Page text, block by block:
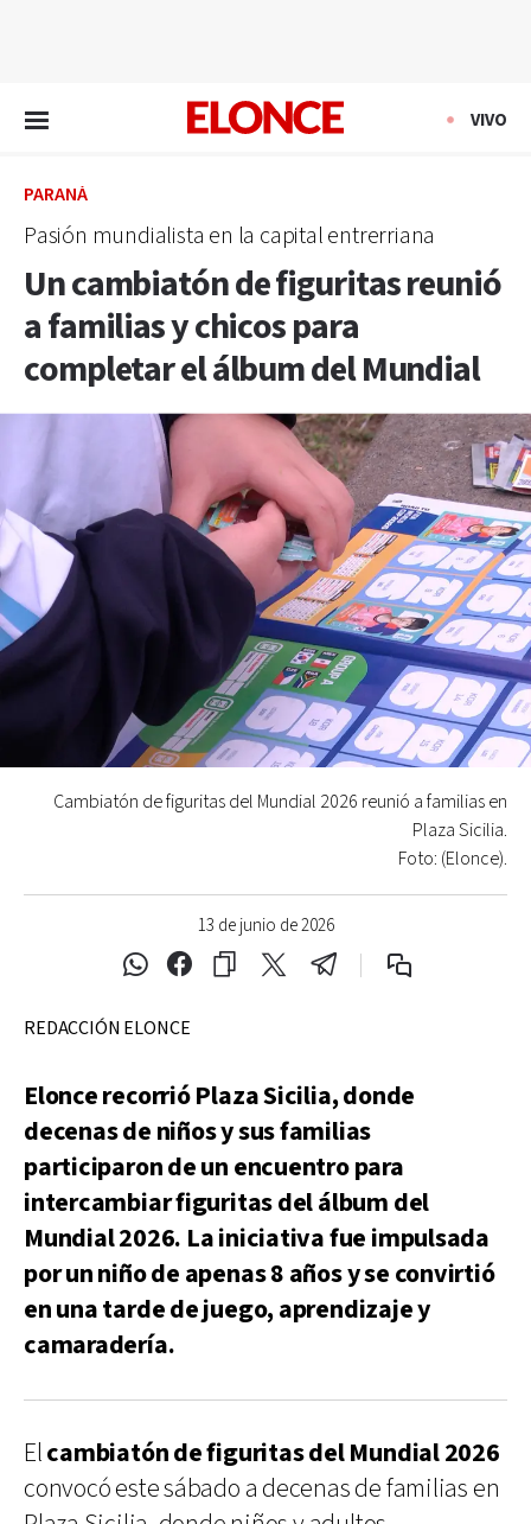
VIVO
PARANÁ
Pasión mundialista en la capital entrerriana
Un cambiatón de figuritas reunió
a familias y chicos para
completar el álbum del Mundial
13 de junio de 2026
Cambiatón de figuritas del Mundial 2026 reunió a familias en
Plaza Sicilia.
Foto: (Elonce).
REDACCIÓN ELONCE
Elonce recorrió Plaza Sicilia, donde
decenas de niños y sus familias
participaron de un encuentro para
intercambiar figuritas del álbum del
Mundial 2026. La iniciativa fue impulsada
por un niño de apenas 8 años y se convirtió
en una tarde de juego, aprendizaje y
camaradería.
Elcambiatón de figuritas del Mundial 2026
convocó este sábado a decenas de familias en